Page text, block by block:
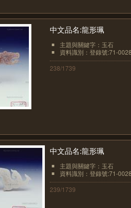
中文品名:龍形珮
主題與關鍵字：玉石
資料識別：登錄號:71-
238/1739
中文品名:龍形珮
主題與關鍵字：玉石
資料識別：登錄號:71-
239/1739